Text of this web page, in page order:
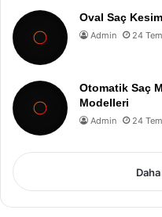
Oval Saç
Admin 24
Otomatik Saç
Modelleri
Admin 24